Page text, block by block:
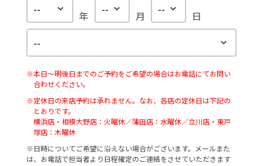
年 月 日
※本日〜明後日までのご予約をご希望の場合はお電話にてお問い
合わせください。
※定休日の来店予約は承れません。なお、各店の定休日は下記の
とおりです。
横浜店・相模大野店：火曜休／蒲田店：水曜休／立川店・東戸
塚店：木曜休
※⽇時についてご希望に沿えない場合がございます。メールまた
は、お電話で担当者より⽇程確定のご連絡をさせていただきます